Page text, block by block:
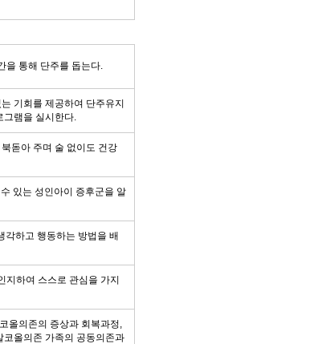
을 통해 단주를 돕는다.
기회를 제공하여 단주유지
그램을 실시한다.
돋아 주며 술 없이도 건강
있는 성인아이 증후군을 알
각하고 행동하는 방법을 배
지하여 스스로 관심을 가지
올의존의 증상과 회복과정,
올의존 가족의 공동의존과